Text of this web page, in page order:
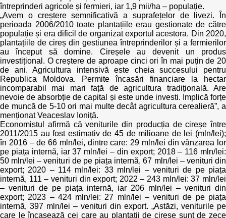
întreprinderi agricole și fermieri, iar 1,9 mii/ha – populație.
„Avem o creștere semnificativă a suprafețelor de livezi. În
perioada 2006/2010 toate plantațiile erau gestionate de către
populație și era dificil de organizat exportul acestora. Din 2020,
plantațiile de cireș din gestiunea întreprinderilor și a fermierilor
au început să domine. Cireșele au devenit un produs
investițional. O creștere de aproape cinci ori în mai puțin de 20
de ani. Agricultura intensivă este cheia succesului pentru
Republica Moldova. Permite încasări financiare la hectar
incomparabil mai mari față de agricultura tradițională. Are
nevoie de absorbție de capital și este unde investi. Implică forțe
de muncă de 5-10 ori mai multe decât agricultura cerealieră”, a
menționat Veaceslav Ioniță.
Economistul afirmă că veniturile din producția de cireșe între
2011/2015 au fost estimativ de 45 de milioane de lei (mln/lei);
în 2016 – de 66 mln/lei, dintre care: 29 mln/lei din vânzarea lor
pe piața internă, iar 37 mln/lei – din export; 2018 – 116 mln/lei:
50 mln/lei – venituri de pe piața internă, 67 mln/lei – venituri din
export; 2020 – 114 mln/lei: 33 mln/lei – venituri de pe piața
internă, 111 – venituri din export; 2022 – 243 mln/lei: 37 mln/lei
– venituri de pe piața internă, iar 206 mln/lei – venituri din
export; 2023 – 424 mln/lei: 27 mln/lei – venituri de pe piața
internă, 397 mln/lei – venituri din export. „Astăzi, veniturile pe
care le încasează cei care au plantații de cireșe sunt de zece